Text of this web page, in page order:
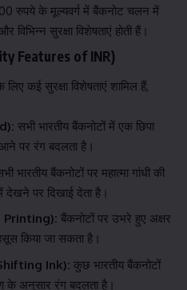
रुपये के मूल्यवर्ग में बैंकनोट चलन में
विभिन्न सुरक्षा विशेषताएं होती हैं।
Features of INR)
कई सुरक्षा विशेषताएं शामिल हैं,
सभी भारतीय बैंकनोटों में एक छिपा
आने पर रंग बदलता है।
भारतीय बैंकनोटों पर महात्मा गांधी की
देखने पर दिखाई देता है।
Printing): बैंकनोटों पर उभरे हुए अक्षर
किया जा सकता है।
Shifting Ink): कुछ भारतीय बैंकनोटों
के अनुसार रंग बदलता है।